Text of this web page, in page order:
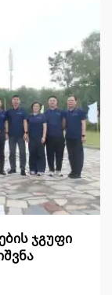
ჯგუფი